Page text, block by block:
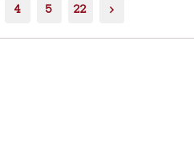
4 5 22 >